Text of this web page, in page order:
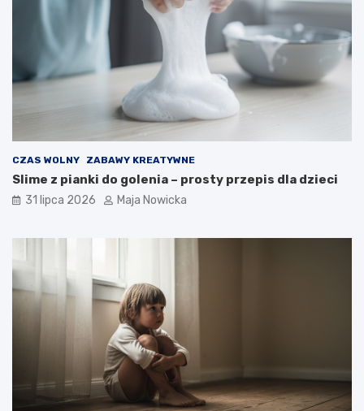
CZAS WOLNY ZABAWY KREATYWNE
Slime z pianki do golenia – prosty przepis dla dzieci
31 lipca 2026 Maja Nowicka